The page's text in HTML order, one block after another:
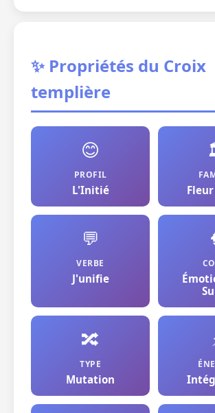
✨ Propriétés du Croix
templière
😊
PROFIL
L'Initié
💬
VERBE
J'unifie
🔀
TYPE
Mutation